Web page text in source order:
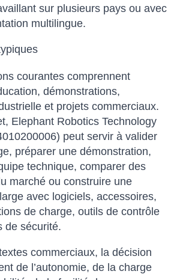
sur plusieurs pays ou avec
multilingue.
courantes comprennent
démonstrations,
et projets commerciaux.
Elephant Robotics Technology
peut servir à valider
préparer une démonstration,
technique, comparer des
marché ou construire une
avec logiciels, accessoires,
de charge, outils de contrôle
de sécurité.
commerciaux, la décision
de l’autonomie, de la charge